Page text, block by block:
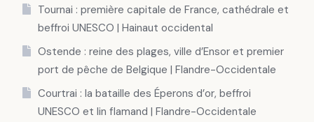
Tournai : première capitale de France, cathédrale et
beffroi UNESCO | Hainaut occidental
Ostende : reine des plages, ville d’Ensor et premier
port de pêche de Belgique | Flandre-Occidentale
Courtrai : la bataille des Éperons d’or, beffroi
UNESCO et lin flamand | Flandre-Occidentale